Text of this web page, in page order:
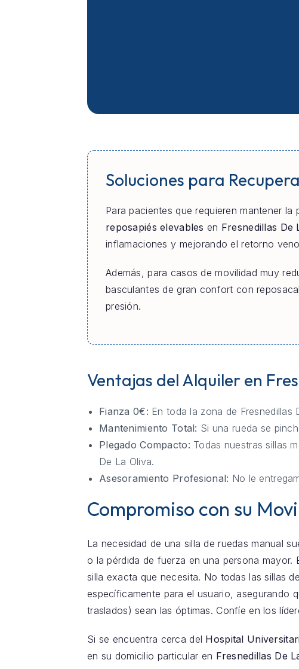
Soluciones para
Para pacientes que requieren mantener
reposapiés elevables en Fresnedillas De
inflamaciones y mejorando el retorno
Además, para casos de movilidad muy
basculantes de gran confort con
presión.
Ventajas del Alquiler en
Fianza 0€: En toda la zona de
Mantenimiento Total: Si una rueda se
Plegado Compacto: Todas nuestras sillas
De La Oliva.
Asesoramiento Profesional: No le
Compromiso con su
La necesidad de una silla de ruedas manual
o la pérdida de fuerza en una persona mayor.
silla exacta que necesita. No todas las sillas
específicamente para el usuario, asegurando
traslados) sean las óptimas. Confíe en los
Si se encuentra cerca del Hospital
en su domicilio particular en Fresnedillas De